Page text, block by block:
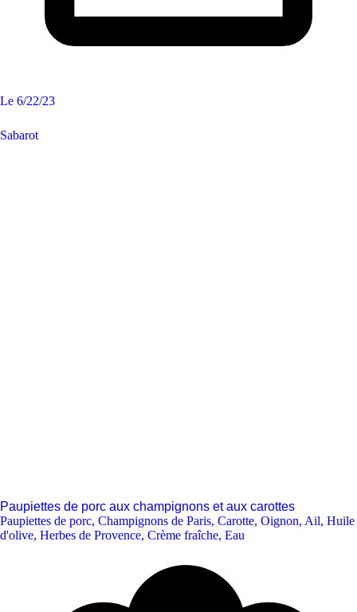
Le 6/22/23
Sabarot
Paupiettes de porc aux champignons et aux carottes
Paupiettes de porc, Champignons de Paris, Carotte, Oignon, Ail, Huile
d'olive, Herbes de Provence, Crème fraîche, Eau